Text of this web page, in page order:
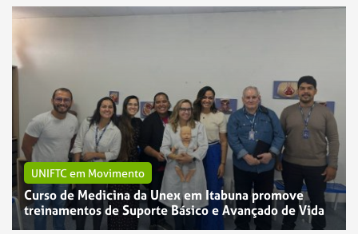
UNIFTC em Movimento
Curso de Medicina da Unex em Itabuna promove
treinamentos de Suporte Básico e Avançado de Vida